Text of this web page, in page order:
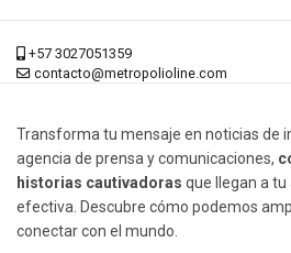
+57 3027051359
contacto@metropolioline.com
Transforma tu mensaje en noticias de
agencia de prensa y comunicaciones,
historias cautivadoras que llegan a
efectiva. Descubre cómo podemos
conectar con el mundo.